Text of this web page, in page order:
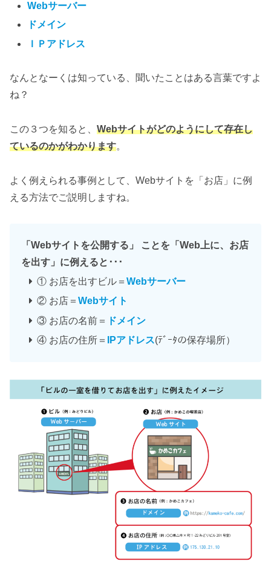
Webサーバー
ドメイン
ＩＰアドレス
なんとなーくは知っている、聞いたことはある言葉ですよ
ね？
この３つを知ると、 Webサイトがどのようにして存在し
ているのかがわかります。
よく例えられる事例として、Webサイトを「お店」に例
える方法でご説明しますね。
「Webサイトを公開する」 ことを「Web上に、お店
を出す」に例えると･･･
① お店を出すビル＝ Webサーバー
② お店＝ Webサイト
③ お店の名前＝
ドメイン
④ お店の住所＝
IPアドレス(ﾃﾞｰﾀの保存場所）